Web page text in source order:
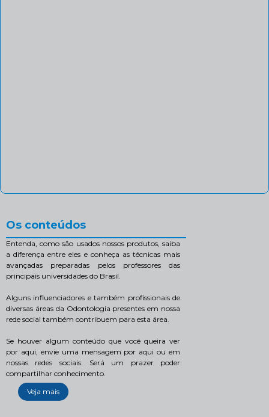
Os conteúdos
Entenda, como são usados nossos produtos, saiba
a diferença entre eles e conheça as técnicas mais
avançadas preparadas pelos professores das
principais universidades do Brasil.
Alguns influenciadores e também profissionais de
diversas áreas da Odontologia presentes em nossa
rede social também contribuem para esta área.
Se houver algum conteúdo que você queira ver
por aqui, envie uma mensagem por aqui ou em
nossas redes sociais. Será um prazer poder
compartilhar conhecimento.
Veja mais